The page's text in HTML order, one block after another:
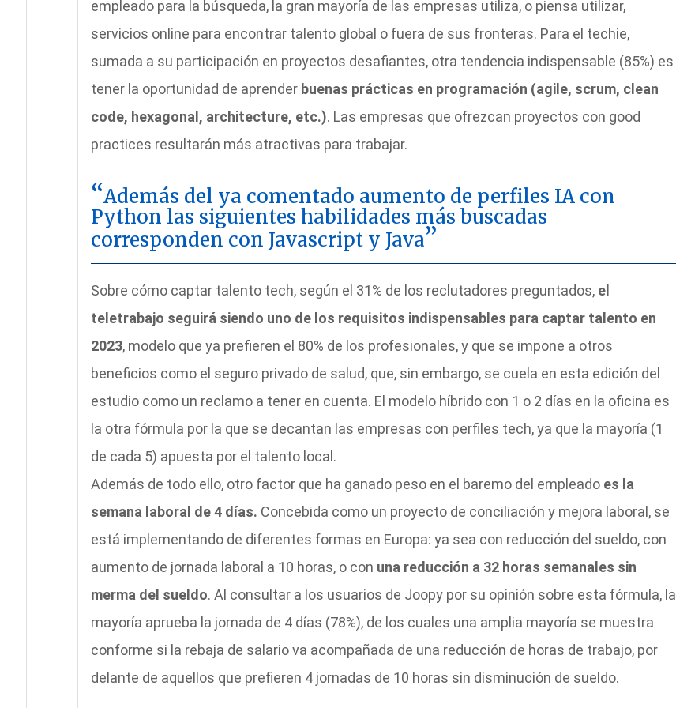
empleado para la búsqueda, la gran mayoría de las empresas utiliza, o piensa utilizar,
servicios online para encontrar talento global o fuera de sus fronteras. Para el techie,
sumada a su participación en proyectos desafiantes, otra tendencia indispensable (85%) es
tener la oportunidad de aprender buenas prácticas en programación (agile, scrum, clean
code, hexagonal, architecture, etc.). Las empresas que ofrezcan proyectos con good
practices resultarán más atractivas para trabajar.
Además del ya comentado aumento de perfiles IA con
Python las siguientes habilidades más buscadas
corresponden con Javascript y Java
Sobre cómo captar talento tech, según el 31% de los reclutadores preguntados, el
teletrabajo seguirá siendo uno de los requisitos indispensables para captar talento en
2023, modelo que ya prefieren el 80% de los profesionales, y que se impone a otros
beneficios como el seguro privado de salud, que, sin embargo, se cuela en esta edición del
estudio como un reclamo a tener en cuenta. El modelo híbrido con 1 o 2 días en la oficina es
la otra fórmula por la que se decantan las empresas con perfiles tech, ya que la mayoría (1
de cada 5) apuesta por el talento local.
Además de todo ello, otro factor que ha ganado peso en el baremo del empleado es la
semana laboral de 4 días. Concebida como un proyecto de conciliación y mejora laboral, se
está implementando de diferentes formas en Europa: ya sea con reducción del sueldo, con
aumento de jornada laboral a 10 horas, o con una reducción a 32 horas semanales sin
merma del sueldo. Al consultar a los usuarios de Joopy por su opinión sobre esta fórmula, la
mayoría aprueba la jornada de 4 días (78%), de los cuales una amplia mayoría se muestra
conforme si la rebaja de salario va acompañada de una reducción de horas de trabajo, por
delante de aquellos que prefieren 4 jornadas de 10 horas sin disminución de sueldo.